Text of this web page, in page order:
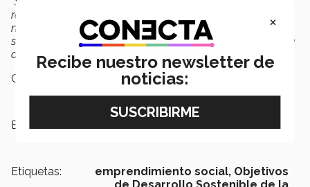
realidad. Una característica particular de los EXATEC es
nuestra capacidad para conectar con otras personas,
sacar lo mejor de cada área y abordar situaciones desde
distintas perspectivas”
finalizó.
Campus:
Escuelas:
Etiquetas: emprendimiento social, Objetivos
×
Recibe nuestro newsletter de
noticias: